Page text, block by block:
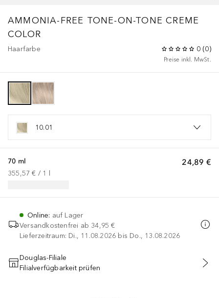
AMMONIA-FREE TONE-ON-TONE CREME
COLOR
Haarfarbe 0 (0)
Preise inkl. MwSt.
10.01
24,89 €
70 ml
355,57 € / 1
Online: auf Lager
Versandkostenfrei ab 34,95 €
Lieferzeitraum: Di., 11.08.2026 bis Do., 13.08.2026
IN DEN WARENKORB
Douglas-Filiale
Filialverfügbarkeit prüfen